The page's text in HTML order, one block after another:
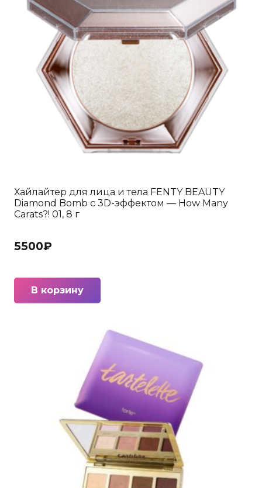
Хайлайтер для лица и тела FENTY BEAUTY
Diamond Bomb с 3D-эффектом — How Many
Carats?! 01, 8 г
5500₽
В корзину